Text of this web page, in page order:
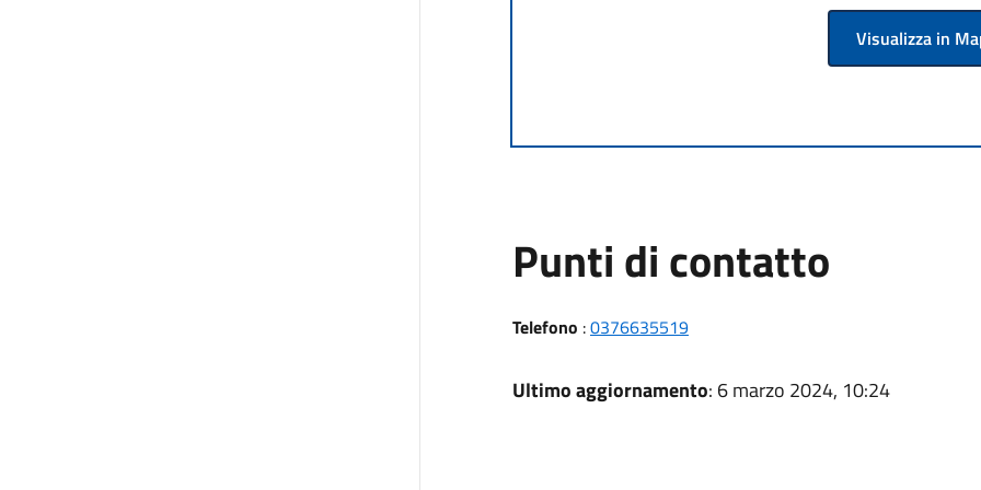
Visualizza in
Punti di contatto
Telefono :0376635519
Ultimo aggiornamento: 6 marzo 2024, 10:24